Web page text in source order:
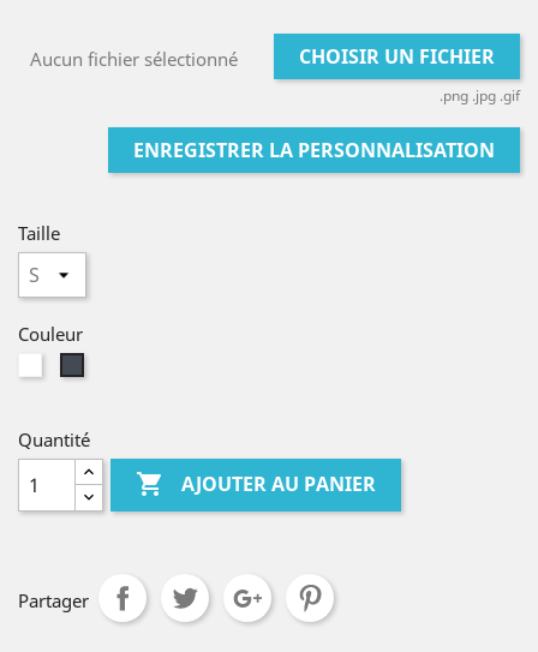
Aucun fichier sélectionné CHOISIR UN FICHIER
.png .jpg .gif
ENREGISTRER LA PERSONNALISATION
Taille
Couleur
Quantité
 AJOUTER AU PANIER
Partager